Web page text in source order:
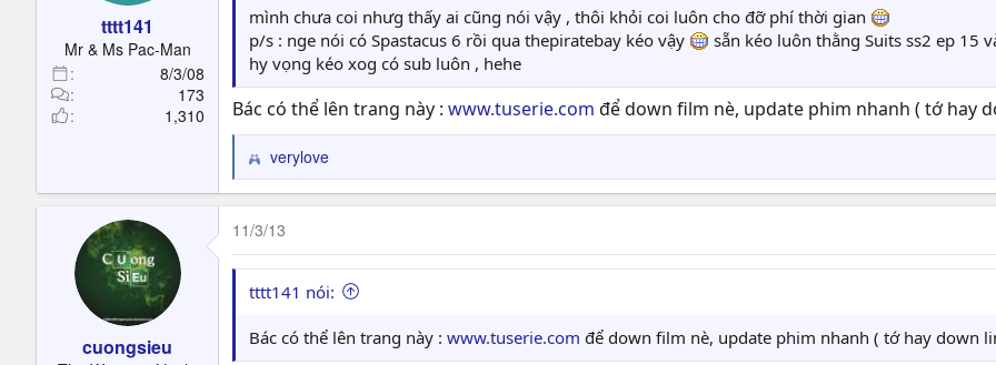
s
tttt141
Mr & Ms Pac-Man
8/3/08
173
1,310
mình chưa coi nhưg thấy ai cũng nói vậy , thôi khỏi coi luôn cho đỡ phí thời gian
p/s : nge nói có Spastacus 6 rồi qua thepiratebay kéo vậy
sẵn kéo luôn thằng Suits ss2 ep 15
hy vọng kéo xog có sub luôn , hehe
Bác có thể lên trang này : www.tuserie.com để down film nè, update phim nhanh ( tớ hay
R
e
a
c
t
i
o
s
verylove
cuongsieu
11/3/13
tttt141 nói:
Bác có thể lên trang này : www.tuserie.com để down film nè, update phim nhanh ( tớ hay down